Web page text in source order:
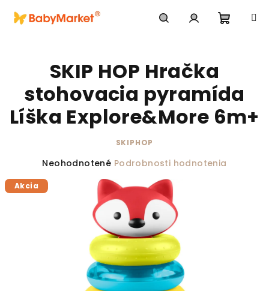
SKIP HOP Hračka
stohovacia pyramída
Líška Explore&More 6m+
SKIPHOP
Priemerné hodnotenie produktu je 0,0 z 5
Neohodnotené Podrobnosti hodnotenia
Akcia